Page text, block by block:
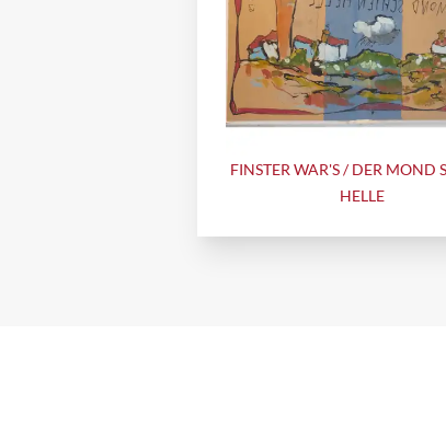
FINSTER WAR'S / DER MOND
HELLE